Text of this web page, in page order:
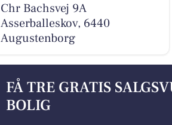
Chr Bachsvej 9A
Asserballeskov, 6440
Augustenborg
FÅ TRE GRATIS
BOLIG